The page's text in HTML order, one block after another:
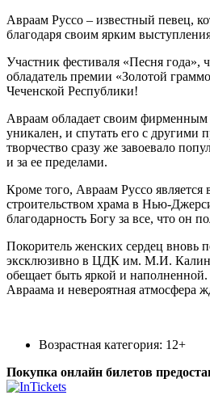
Авраам Руссо – известный певец,
благодаря своим ярким
Участник фестиваля «Песня года»,
обладатель премии «Золотой
Чеченской Республики!
Авраам обладает своим фирменным
уникален, и спутать его с другими
творчество сразу же завоевало
и за ее пределами.
Кроме того, Авраам Руссо
строительством храма в Нью-
благодарность Богу за все, что он
Покоритель женских сердец вновь
эксклюзивно в ЦДК им. М.И.
обещает быть яркой и
Авраама и невероятная атмосфера
Возрастная категория: 12+
Покупка онлайн билетов